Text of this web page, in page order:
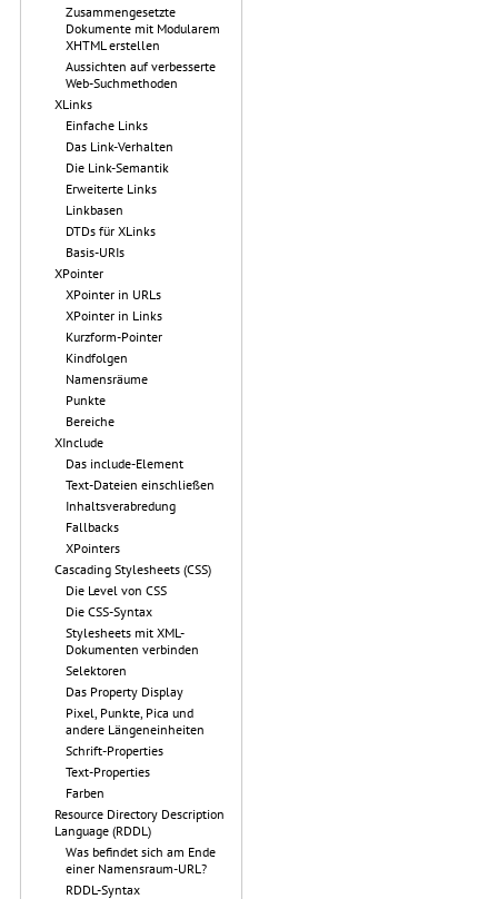
Zusammengesetzte
Dokumente mit Modularem
XHTML erstellen
Aussichten auf verbesserte
Web-Suchmethoden
XLinks
Einfache Links
Das Link-Verhalten
Die Link-Semantik
Erweiterte Links
Linkbasen
DTDs für XLinks
Basis-URIs
XPointer
XPointer in URLs
XPointer in Links
Kurzform-Pointer
Kindfolgen
Namensräume
Punkte
Bereiche
XInclude
Das include-Element
Text-Dateien einschließen
Inhaltsverabredung
Fallbacks
XPointers
Cascading Stylesheets (CSS)
Die Level von CSS
Die CSS-Syntax
Stylesheets mit XML-
Dokumenten verbinden
Selektoren
Das Property Display
Pixel, Punkte, Pica und
andere Längeneinheiten
Schrift-Properties
Text-Properties
Farben
Resource Directory Description
Language (RDDL)
Was befindet sich am Ende
einer Namensraum-URL?
RDDL-Syntax